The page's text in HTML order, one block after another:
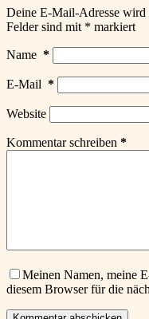
Deine E-Mail-Adresse
Felder sind mit * markiert
Name *
E-Mail *
Website
Kommentar schreiben *
Meinen Namen, meine
diesem Browser für die